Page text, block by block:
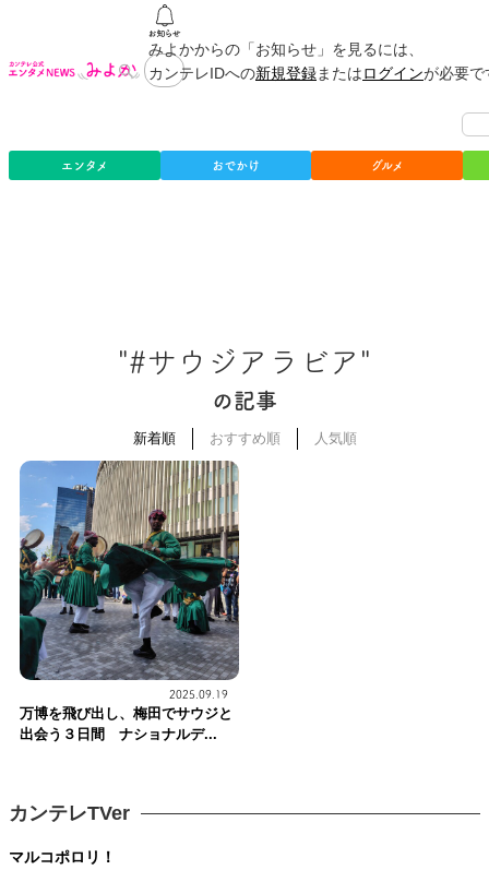
みよかからの「お知らせ」を見るには、
カンテレIDへの新規登録またはログインが必要
エンタメ おでかけ グルメ
"#サウジアラビア"
の記事
新着順 おすすめ順 人気順
2025.09.19
万博を飛び出し、梅田でサウジと
出会う３日間 ナショナルデ...
カンテレTVer
マルコポロリ！